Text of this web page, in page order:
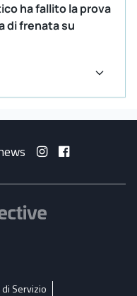
ha fallito la prova
di frenata su
Servizio